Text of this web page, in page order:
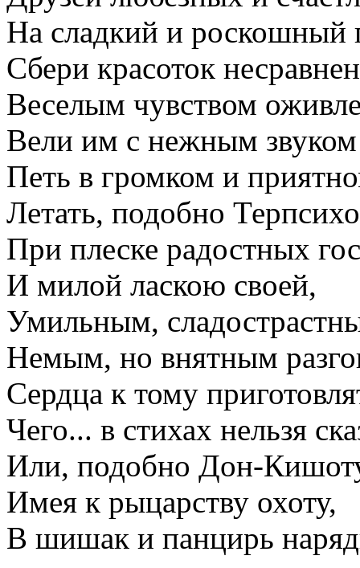
На сладкий и роскошный
Сбери красоток
Веселым чувством
Вели им с нежным
Петь в громком и
Летать, подобно
При плеске радостных
И милой ласкою своей,
Умильным,
Немым, но внятным
Сердца к тому
Чего... в стихах нельзя
Или, подобно Дон-
Имея к рыцарству охоту,
В шишак и панцирь